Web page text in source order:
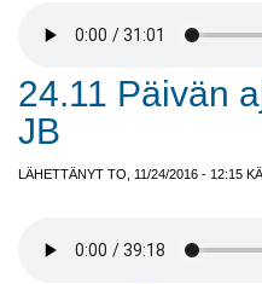
24.11 Päivän
JB
LÄHETTÄNYT TO, 11/24/2016 - 12:15